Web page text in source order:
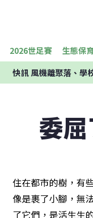
2026世足賽 生態保
快訊風機離聚落、學
委
住在都市的樹，有
像是裹了小腳，無
了它們，是活生生